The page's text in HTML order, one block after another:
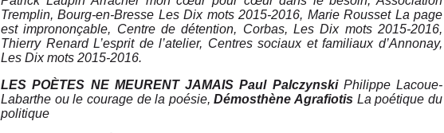
Tremplin, Bourg-en-Bresse Les Dix mots 2015-2016, Marie RoussetLa page
est imprononçable, Centre de détention, Corbas, Les Dix mots 2015-2016,
Thierry Renard L’esprit de l’atelier, Centres sociaux et familiaux d’Annonay,
Les Dix mots 2015-2016.
LES POÈTES NE MEURENT JAMAISPaul Palczynski Philippe Lacoue-
Labarthe ou le courage de la poésie, Démosthène Agrafiotis La poétique du
politique